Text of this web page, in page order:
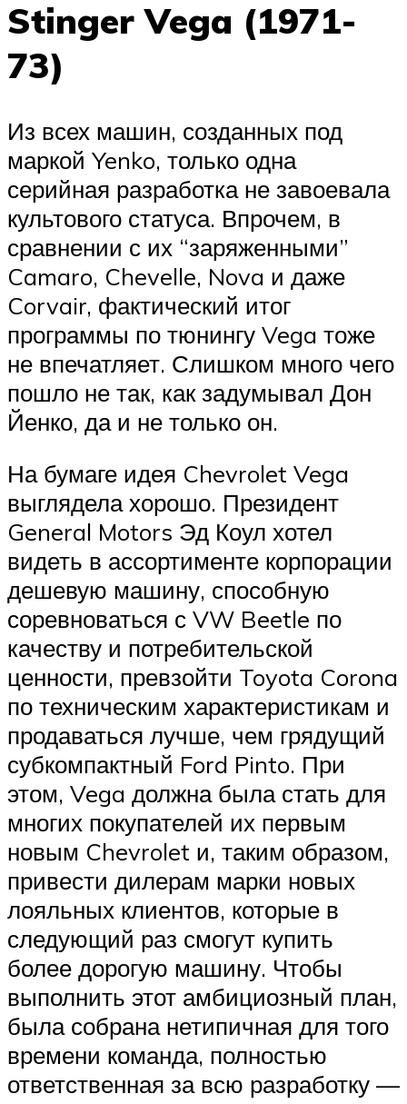
Stinger Vega (1971-
73)
Из всех машин, созданных под
маркой Yenko, только одна
серийная разработка не завоевала
культового статуса. Впрочем, в
сравнении с их “заряженными”
Camaro, Chevelle, Nova и даже
Corvair, фактический итог
программы по тюнингу Vega тоже
не впечатляет. Слишком много чего
пошло не так, как задумывал Дон
Йенко, да и не только он.
На бумаге идея Chevrolet Vega
выглядела хорошо. Президент
General Motors Эд Коул хотел
видеть в ассортименте корпорации
дешевую машину, способную
соревноваться с VW Beetle по
качеству и потребительской
ценности, превзойти Toyota Corona
по техническим характеристикам и
продаваться лучше, чем грядущий
субкомпактный Ford Pinto. При
этом, Vega должна была стать для
многих покупателей их первым
новым Chevrolet и, таким образом,
привести дилерам марки новых
лояльных клиентов, которые в
следующий раз смогут купить
более дорогую машину. Чтобы
выполнить этот амбициозный план,
была собрана нетипичная для того
времени команда, полностью
ответственная за всю разработку —